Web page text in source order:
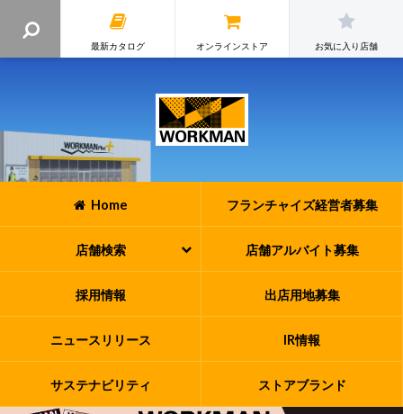
最新カタログ オンラインストア お気に入り店舗
Home フランチャイズ経営者募集
店舗検索 店舗アルバイト募集
採用情報 出店用地募集
ニュースリリース IR情報
サステナビリティ ストアブランド